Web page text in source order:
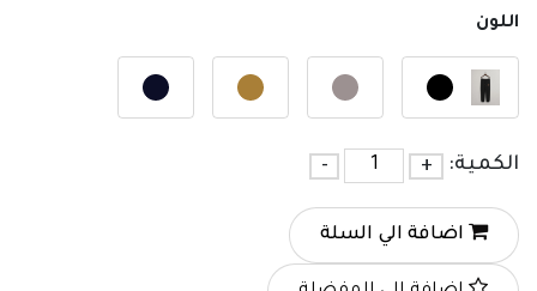
اللون
الكمية: +
-
اضافة الي السلة